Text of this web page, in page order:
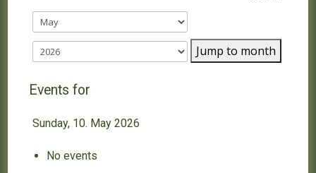
Jump to month
Events for
Sunday, 10. May 2026
No events